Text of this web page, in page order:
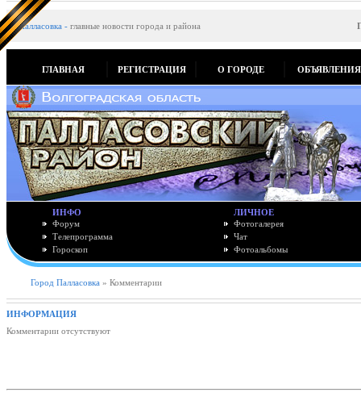
Палласовка - главные новости города и района
ГЛАВНАЯ РЕГИСТРАЦИЯ О ГОРОДЕ ОБЪЯВЛЕНИЯ
ИНФО
Форум
Телепрограмма
Гороскоп
ЛИЧНОЕ
Фотогалерея
Чат
Фотоальбомы
Город Палласовка » Комментарии
ИНФОРМАЦИЯ
Комментарии отсутствуют